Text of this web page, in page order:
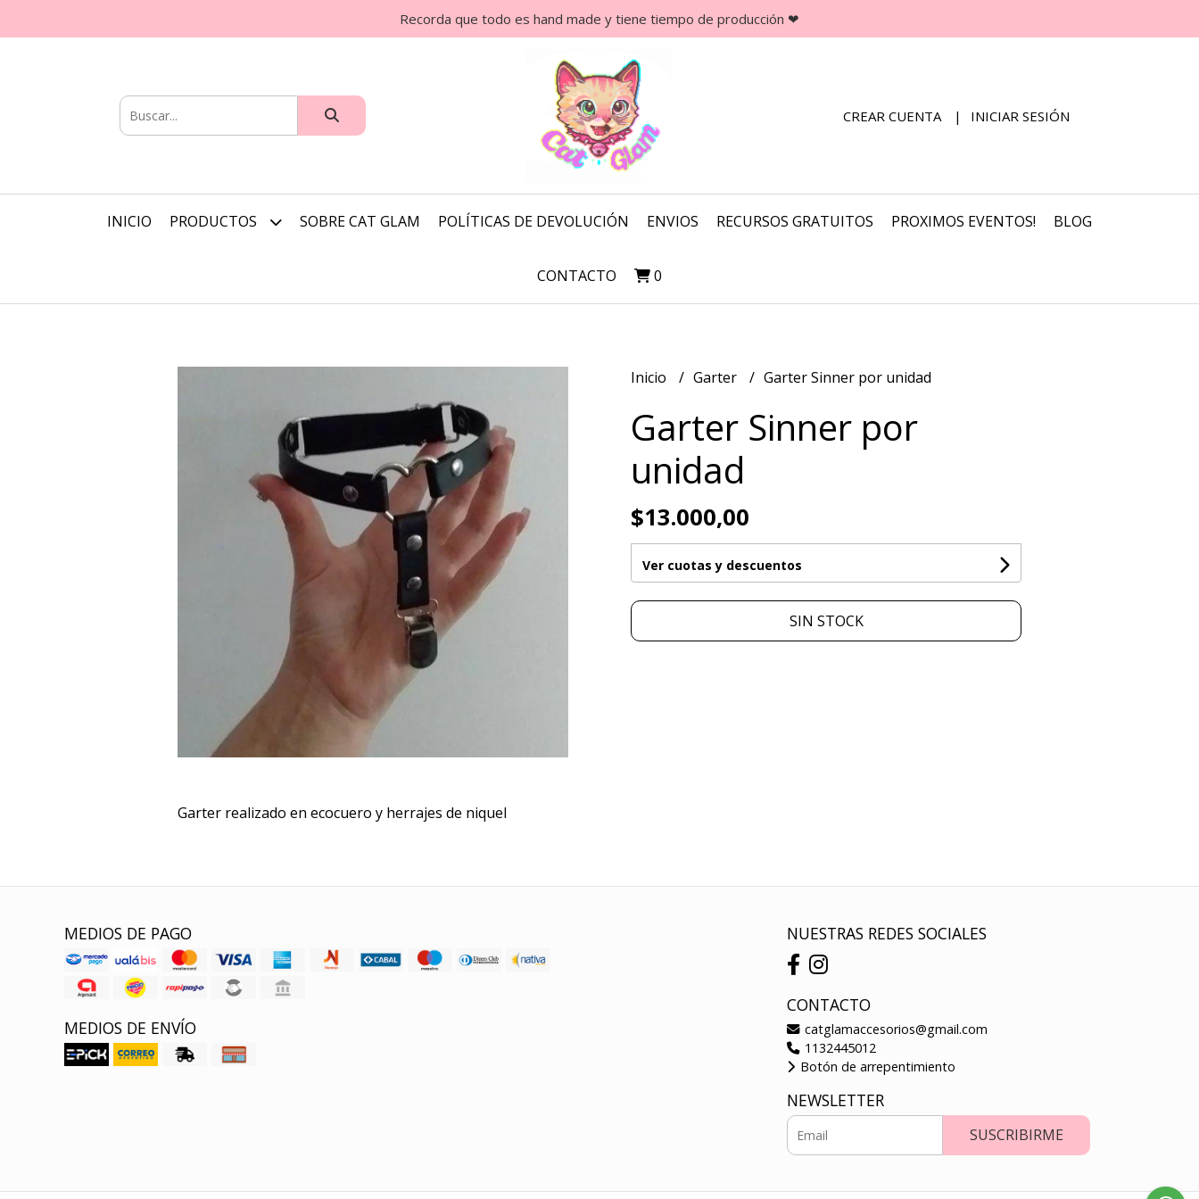
Recorda que todo es hand made y tiene tiempo de producción ❤
CREAR CUENTA INICIAR SESIÓN
INICIO PRODUCTOS SOBRE CAT GLAM POLÍTICAS DE DEVOLUCIÓN ENVIOS RECURSOS GRATUITOS PROXIMOS EVENTOS! BLOG
CONTACTO 0
Garter realizado en ecocuero y herrajes de niquel
Inicio Garter Garter Sinner por unidad
Garter Sinner por
unidad
$13.000,00
Ver cuotas y descuentos
SIN STOCK
MEDIOS DE PAGO
MEDIOS DE ENVÍO
NUESTRAS REDES SOCIALES
CONTACTO
catglamaccesorios@gmail.com
1132445012
Botón de arrepentimiento
NEWSLETTER
SUSCRIBIRME